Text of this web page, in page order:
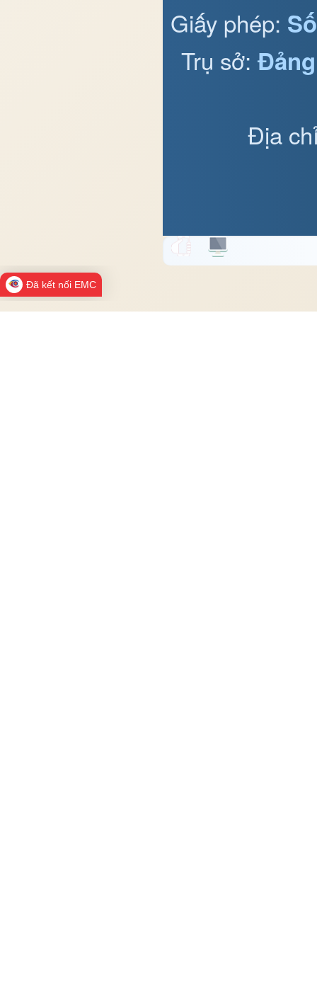
Giấy phép:
Trụ sở:
Địa
Đã kết nối EMC